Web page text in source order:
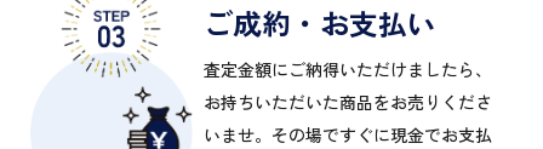
ご成約・お支払い
査定金額にご納得いただけましたら、
お持ちいただいた商品をお売りくださ
いませ。その場ですぐに現金でお支払